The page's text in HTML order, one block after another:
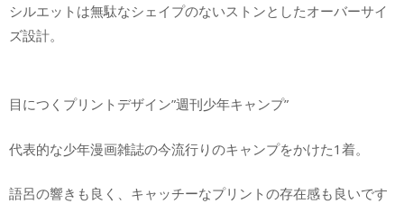
シルエットは無駄なシェイプのないストンとしたオーバーサイ
ズ設計。
目につくプリントデザイン”週刊少年キャンプ”
代表的な少年漫画雑誌の今流行りのキャンプをかけた1着。
語呂の響きも良く、キャッチーなプリントの存在感も良いです